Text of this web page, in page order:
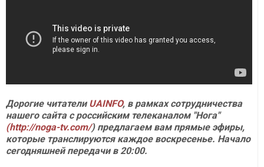
Дорогие читатели UAINFO, в рамках сотрудничества
нашего сайта с российским телеканалом "Нога"
(http://noga-tv.com/) предлагаем вам прямые эфиры,
которые транслируются каждое воскресенье. Начало
сегодняшней передачи в 20:00.